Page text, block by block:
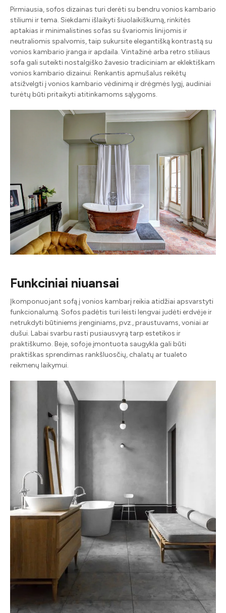
Pirmiausia, sofos dizainas turi derėti su bendru vonios kambario
stiliumi ir tema. Siekdami išlaikyti šiuolaikiškumą, rinkitės
aptakias ir minimalistines sofas su švariomis linijomis ir
neutraliomis spalvomis, taip sukursite elegantišką kontrastą su
vonios kambario įranga ir apdaila. Vintažinė arba retro stiliaus
sofa gali suteikti nostalgiško žavesio tradiciniam ar eklektiškam
vonios kambario dizainui. Renkantis apmušalus reikėtų
atsižvelgti į vonios kambario vėdinimą ir drėgmės lygį, audiniai
turėtų būti pritaikyti atitinkamoms sąlygoms.
Funkciniai niuansai
Įkomponuojant sofą į vonios kambarį reikia atidžiai apsvarstyti
funkcionalumą. Sofos padėtis turi leisti lengvai judėti erdvėje ir
netrukdyti būtiniems įrenginiams, pvz., praustuvams, voniai ar
dušui. Labai svarbu rasti pusiausvyrą tarp estetikos ir
praktiškumo. Beje, sofoje įmontuota saugykla gali būti
praktiškas sprendimas rankšluosčių, chalatų ar tualeto
reikmenų laikymui.